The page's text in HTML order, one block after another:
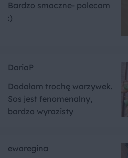
Bardzo smaczne- polecam
:)
DariaP
Dodałam trochę warzywek.
Sos jest fenomenalny,
bardzo wyrazisty
ewaregina